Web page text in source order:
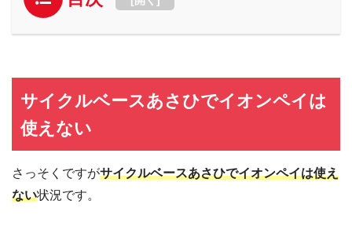
サイクルベースあさひでイオンペイは
使えない
さっそくですがサイクルベースあさひでイオンペイは使え
ない状況です。